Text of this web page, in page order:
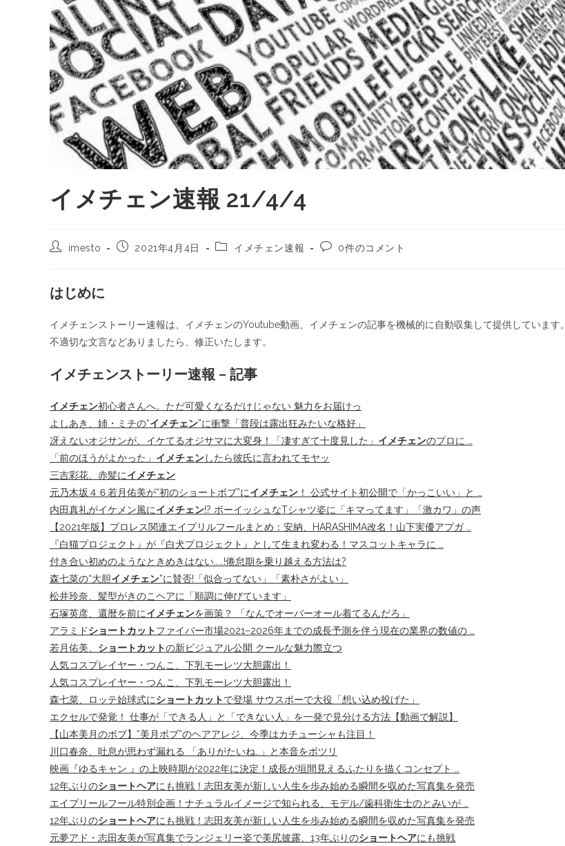
イメチェン速報 21/4/4
imesto 2021年4月4日 イメチェン速報 0件のコメント
はじめに
イメチェンストーリー速報は、イメチェンのYoutube動画、イメチェンの記事を機械的に自動収集して提供しています。
不適切な文言などありましたら、修正いたします。
イメチェンストーリー速報 – 記事
イメチェン初心者さんへ。ただ可愛くなるだけじゃない 魅力をお届けっ
よしあき、姉・ミチの“イメチェン”に衝撃「普段は露出狂みたいな格好」
冴えないオジサンが、イケてるオジサマに大変身！「凄すぎて十度見した」 イメチェンのプロに …
「前のほうがよかった」 イメチェンしたら彼氏に言われてモヤッ
三吉彩花、赤髪にイメチェン
元乃木坂４６若月佑美が“初のショートボブ”にイメチェン ！ 公式サイト初公開で「かっこいい」と …
内田真礼がイケメン風にイメチェン!? ボーイッシュなTシャツ姿に「キマってます」「激カワ」の声
【2021年版】プロレス関連エイプリルフールまとめ：安納、HARASHIMA改名！山下実優アプガ …
『白猫プロジェクト』が『白犬プロジェクト』として生まれ変わる！マスコットキャラに …
付き合い初めのようなときめきはない……!倦怠期を乗り越える方法は?
森七菜の“大胆イメチェン”に賛否!「似合ってない」「素朴さがよい」
松井玲奈、髪型がきのこヘアに「順調に伸びています」
石塚英彦、還暦を前にイメチェンを画策？ 「なんでオーバーオール着てるんだろ」
アラミドショートカットファイバー市場2021–2026年までの成長予測を伴う現在の業界の数値の …
若月佑美、 ショートカットの新ビジュアル公開 クールな魅力際立つ
人気コスプレイヤー・つんこ、下乳モーレツ大胆露出！
人気コスプレイヤー・つんこ、下乳モーレツ大胆露出！
森七菜、ロッテ始球式にショートカットで登場 サウスポーで大役「想い込め投げた」
エクセルで発覚！ 仕事が「できる人」と「できない人」を一発で見分ける方法【動画で解説】
【山本美月のボブ】“美月ボブ”のヘアアレジ、今季はカチューシャも注目！
川口春奈、吐息が思わず漏れる 「ありがたいね…」と本音をポツリ
映画『ゆるキャン 』の上映時期が2022年に決定！成長が垣間見えるふたりを描くコンセプト …
12年ぶりのショートヘアにも挑戦！志田友美が新しい人生を歩み始める瞬間を収めた写真集を発売
エイプリールフール特別企画！ナチュラルイメージで知られる、モデル/歯科衛生士のとみいが …
12年ぶりのショートヘアにも挑戦！志田友美が新しい人生を歩み始める瞬間を収めた写真集を発売
元夢アド・志田友美が写真集でランジェリー姿で美尻披露、13年ぶりのショートヘアにも挑戦